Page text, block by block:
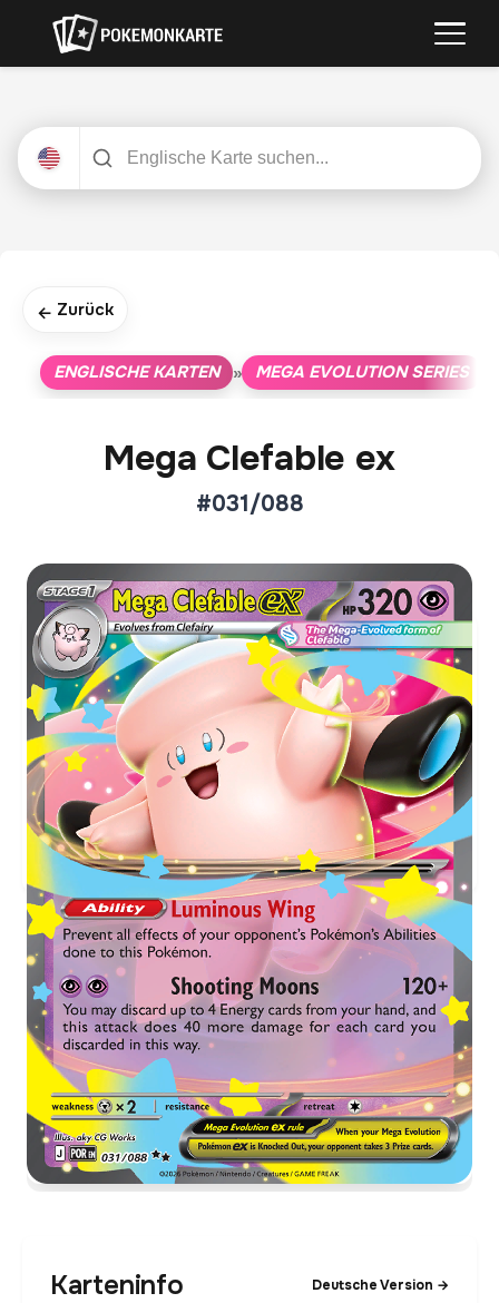
← Zurück
ENGLISCHE KARTEN » MEGA EVOLUTION SERIES
Mega Clefable ex
#031/088
Aktueller Marktpreis
€0,63
Preise werden täglich aktualisiert.
Karteninfo Deutsche Version →